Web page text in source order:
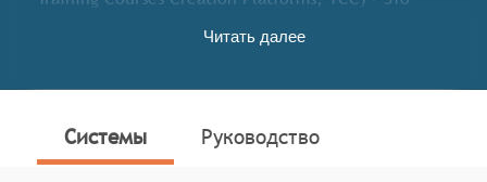
предназначенные для разработки и публикации
инструменты для создания, редактирования и
управления учебными материалами, а также
Читать далее
Системы Руководство